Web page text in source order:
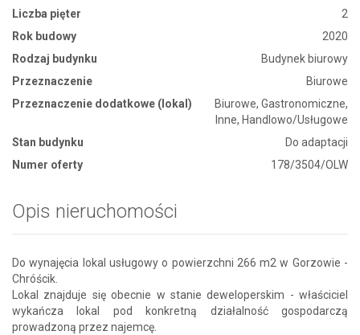
Liczba pięter
2
Rok budowy
2020
Rodzaj budynku
Budynek biurowy
Przeznaczenie
Biurowe
Przeznaczenie dodatkowe (lokal)
Biurowe, Gastronomiczne,
Inne, Handlowo/Usługowe
Stan budynku
Do adaptacji
Numer oferty
178/3504/OLW
Opis nieruchomości
Do wynajęcia lokal usługowy o powierzchni 266 m2 w Gorzowie -
Chróścik.
Lokal znajduje się obecnie w stanie deweloperskim - właściciel
wykańcza lokal pod konkretną działalność gospodarczą
prowadzoną przez najemcę.